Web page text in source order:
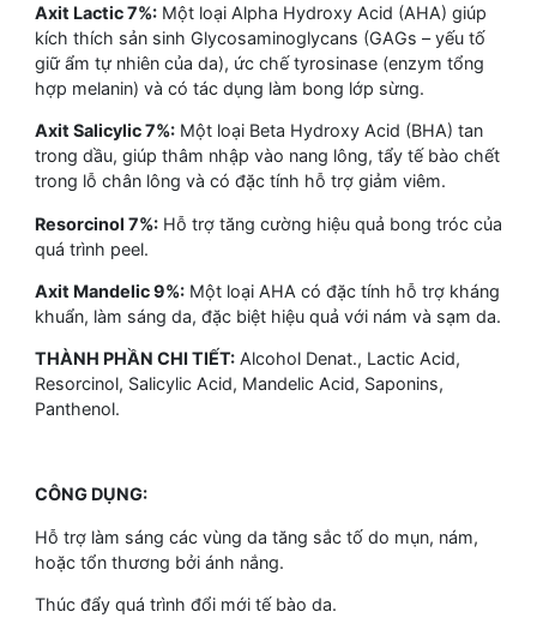
Axit Lactic 7%: Một loại Alpha Hydroxy Acid (AHA) giúp
kích thích sản sinh Glycosaminoglycans (GAGs – yếu tố
giữ ẩm tự nhiên của da), ức chế tyrosinase (enzym tổng
hợp melanin) và có tác dụng làm bong lớp sừng.
Axit Salicylic 7%: Một loại Beta Hydroxy Acid (BHA) tan
trong dầu, giúp thâm nhập vào nang lông, tẩy tế bào chết
trong lỗ chân lông và có đặc tính hỗ trợ giảm viêm.
Resorcinol 7%: Hỗ trợ tăng cường hiệu quả bong tróc của
quá trình peel.
Axit Mandelic 9%: Một loại AHA có đặc tính hỗ trợ kháng
khuẩn, làm sáng da, đặc biệt hiệu quả với nám và sạm da.
THÀNH PHẦN CHI TIẾT: Alcohol Denat., Lactic Acid,
Resorcinol, Salicylic Acid, Mandelic Acid, Saponins,
Panthenol.
CÔNG DỤNG:
Hỗ trợ làm sáng các vùng da tăng sắc tố do mụn, nám,
hoặc tổn thương bởi ánh nắng.
Thúc đẩy quá trình đổi mới tế bào da.